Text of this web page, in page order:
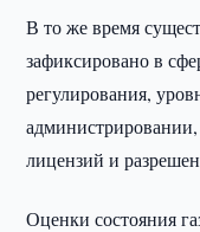
В то же время
зафиксировано в
регулирования,
лицензий и
Оценки состояния